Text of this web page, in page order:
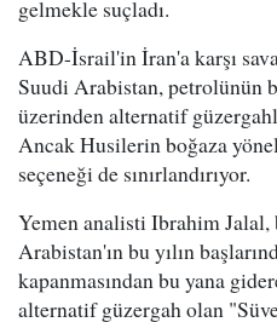
gelmekle suçladı.
ABD-İsrail'in İran'a karşı
Suudi Arabistan, petrolünün
üzerinden alternatif
Ancak Husilerin boğaza
seçeneği de sınırlandırıyor.
Yemen analisti Ibrahim
Arabistan'ın bu yılın
kapanmasından bu yana
alternatif güzergah olan